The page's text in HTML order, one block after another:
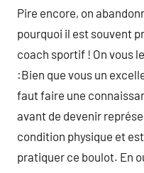
Pire encore, on
pourquoi il est souvent
coach sportif ! On vous
:Bien que vous un
faut faire une
avant de devenir
condition physique et
pratiquer ce boulot. En